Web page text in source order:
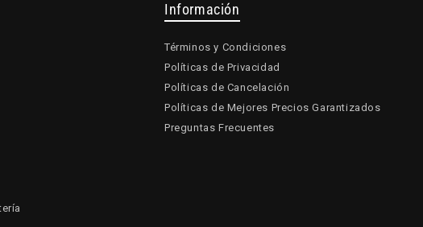
Información
Términos y Condiciones
Políticas de Privacidad
Políticas de Cancelación
Políticas de Mejores Precios Garantizados
Preguntas Frecuentes